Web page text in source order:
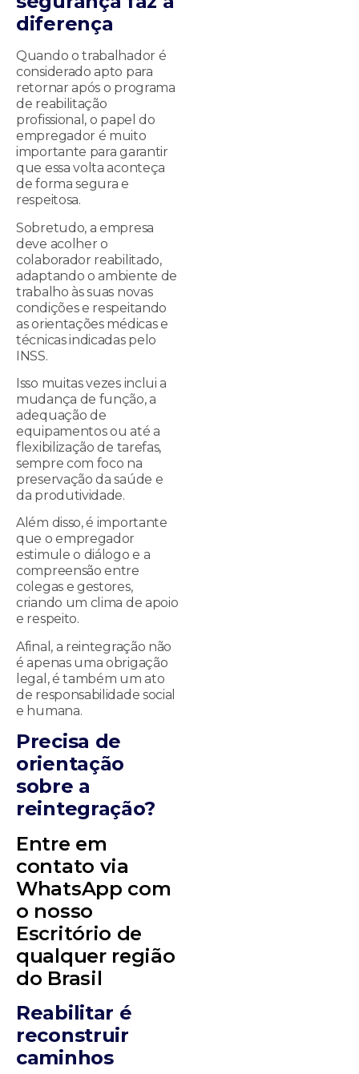
diferença
Quando o trabalhador é
considerado apto para
retornar após o programa
de reabilitação
profissional, o papel do
empregador é muito
importante para garantir
que essa volta aconteça
de forma segura e
respeitosa.
Sobretudo, a empresa
deve acolher o
colaborador reabilitado,
adaptando o ambiente de
trabalho às suas novas
condições e respeitando
as orientações médicas e
técnicas indicadas pelo
INSS.
Isso muitas vezes inclui a
mudança de função, a
adequação de
equipamentos ou até a
flexibilização de tarefas,
sempre com foco na
preservação da saúde e
da produtividade.
Além disso, é importante
que o empregador
estimule o diálogo e a
compreensão entre
colegas e gestores,
criando um clima de apoio
e respeito.
Afinal, a reintegração não
é apenas uma obrigação
legal, é também um ato
de responsabilidade social
e humana.
Precisa de
orientação
sobre a
reintegração?
Entre em
contato via
WhatsApp com
o nosso
Escritório de
qualquer região
do Brasil
Reabilitar é
reconstruir
caminhos